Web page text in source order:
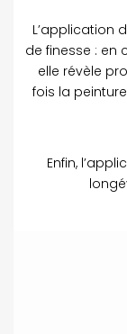
L’application
de finesse : en
elle révèle
fois la
Enfin,